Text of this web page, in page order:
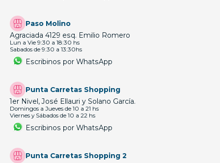
Paso Molino
Agraciada 4129 esq. Emilio Romero
Lun a Vie 9:30 a 18:30 hs
Sabados de 9:30 a 13:30hs
Escribinos por WhatsApp
Punta Carretas Shopping
1er Nivel, José Ellauri y Solano García.
Domingos a Jueves de 10 a 21 hs
Viernes y Sábados de 10 a 22 hs
Escribinos por WhatsApp
Punta Carretas Shopping 2